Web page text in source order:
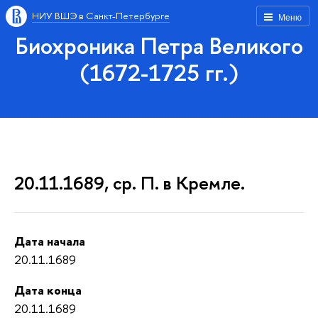
Меню
НИУ ВШЭ в Санкт-Петербурге
Биохроника Петра Великого
(1672-1725 гг.)
20.11.1689, ср. П. в Кремле.
Дата начала
20.11.1689
Дата конца
20.11.1689